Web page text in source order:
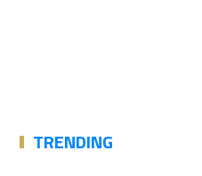
TRENDING